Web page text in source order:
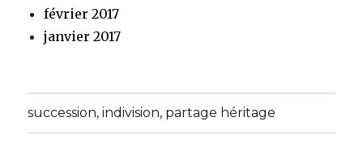
février 2017
janvier 2017
succession, indivision, partage héritage